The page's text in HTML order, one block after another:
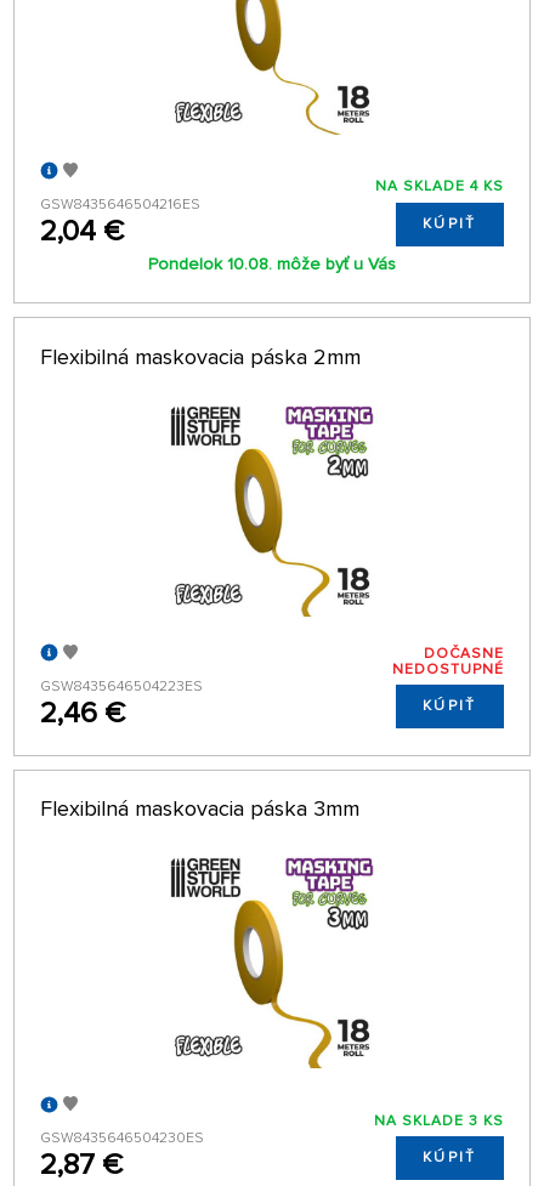
GSW8435646504216ES
2,04 €
NA SKLADE 4 KS
KÚPIŤ
Pondelok 10.08. môže byť u Vás
Flexibilná maskovacia páska 2mm
GSW8435646504223ES
2,46 €
DOČASNE
NEDOSTUPNÉ
KÚPIŤ
Flexibilná maskovacia páska 3mm
GSW8435646504230ES
2,87 €
NA SKLADE 3 KS
KÚPIŤ